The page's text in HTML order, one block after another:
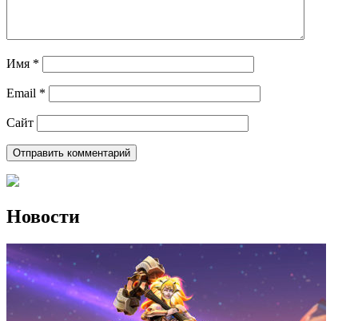
Имя *
Email *
Сайт
Новости